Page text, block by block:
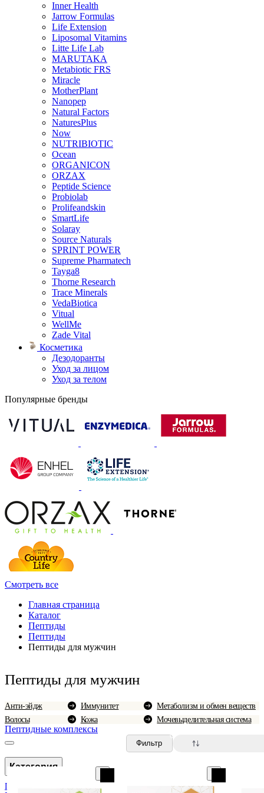
Inner Health
Jarrow Formulas
Life Extension
Liposomal Vitamins
Litte Life Lab
MARUTAKA
Metabiotic FRS
Miracle
MotherPlant
Nanopep
Natural Factors
NaturesPlus
Now
NUTRIBIOTIC
Ocean
ORGANICON
ORZAX
Peptide Science
Probiolab
Prolifeandskin
SmartLife
Solaray
Source Naturals
SPRINT POWER
Supreme Pharmatech
Tayga8
Thorne Research
Trace Minerals
VedaBiotica
Vitual
WellMe
Zade Vital
Косметика
Дезодоранты
Уход за лицом
Уход за телом
Популярные бренды
Смотреть все
Главная страница
Каталог
Пептиды
Пептиды
Пептиды для мужчин
Пептиды для мужчин
Анти-эйдж
Волосы
Иммунитет
Кожа
Метаболизм и обмен веществ
Мочевыделительная система
Пептидные комплексы
Категория
Пептиды для женщин
Фильтр
0